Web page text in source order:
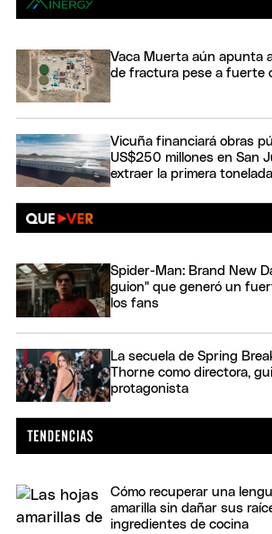
Vaca Muerta aún apunta
de fractura pese a fuerte
Vicuña financiará obras
US$250 millones en San
extraer la primera
Spider-Man: Brand New
guion" que generó un
los fans
La secuela de Spring
Thorne como directora,
protagonista
Cómo recuperar una
amarilla sin dañar sus
ingredientes de cocina